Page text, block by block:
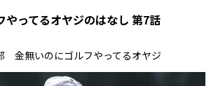
やってるオヤジのはなし 第7話
金無いのにゴルフやってるオヤジ